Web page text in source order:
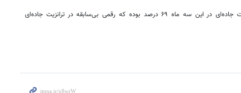
بذرپاش تصریح کرد: عدد رشد ترانزیت جاده‌ای در این سه ماه ۶۹ درصد بوده که رقمی بی‌سابقه در ترانزیت جاده‌ای